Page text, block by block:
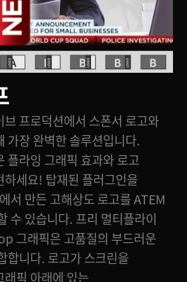
프로덕션에서 스폰서 로고와
가장 완벽한 솔루션입니다.
플라잉 그래픽 효과와 로고
하세요! 탑재된 플러그인을
만든 고해상도 로고를 ATEM
수 있습니다. 프리 멀티플라이
그래픽은 고품질의 부드러운
합니다. 로고가 스크린을
래픽 아래에 있는